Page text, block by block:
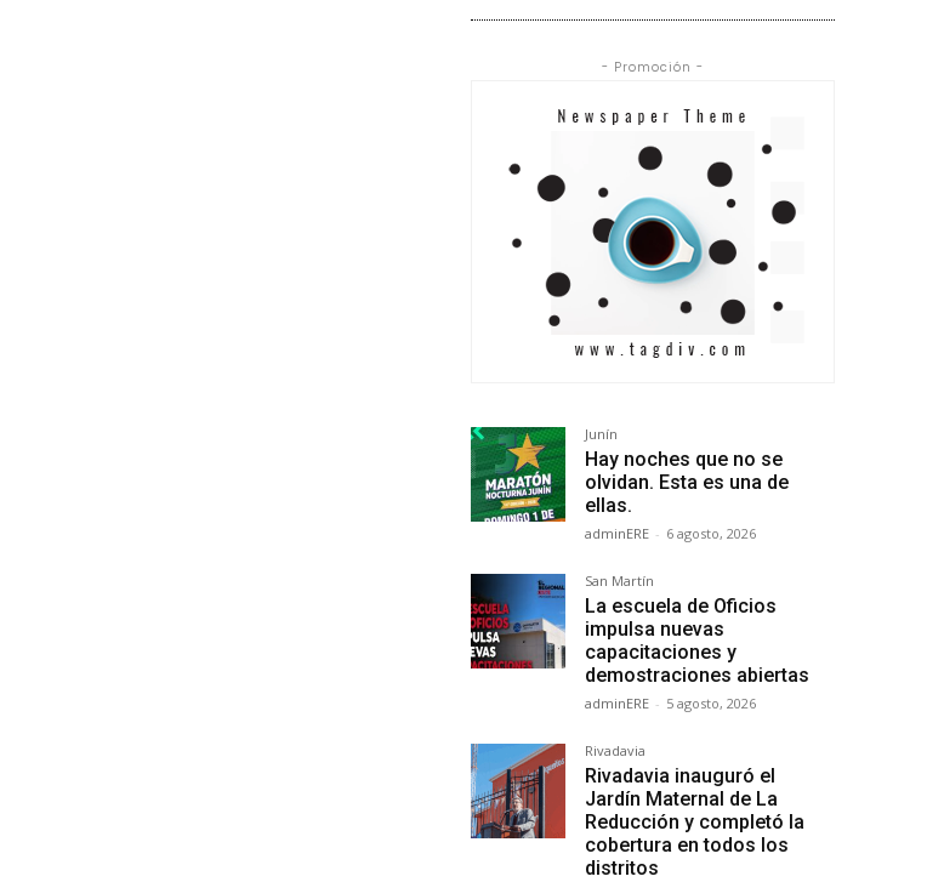
- Promoción -
Junín
Hay noches que no se
olvidan. Esta es una de
ellas.
adminERE - 6 agosto, 2026
San Martín
La escuela de Oficios
impulsa nuevas
capacitaciones y
demostraciones abiertas
adminERE - 5 agosto, 2026
Rivadavia
Rivadavia inauguró el
Jardín Maternal de La
Reducción y completó la
cobertura en todos los
distritos